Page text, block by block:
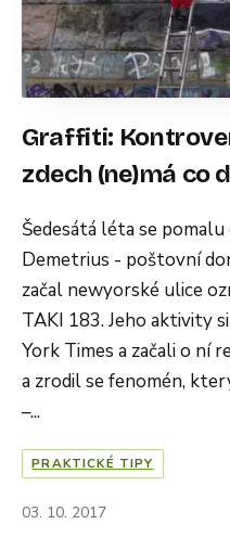
Graffiti:
zdech (ne)má co
Šedesátá léta se
Demetrius - poštovní
začal newyorské ulice
TAKI 183. Jeho aktivity
York Times a začali o
a zrodil se fenomén,
–...
PRAKTICKÉ TIPY
03. 10. 2017